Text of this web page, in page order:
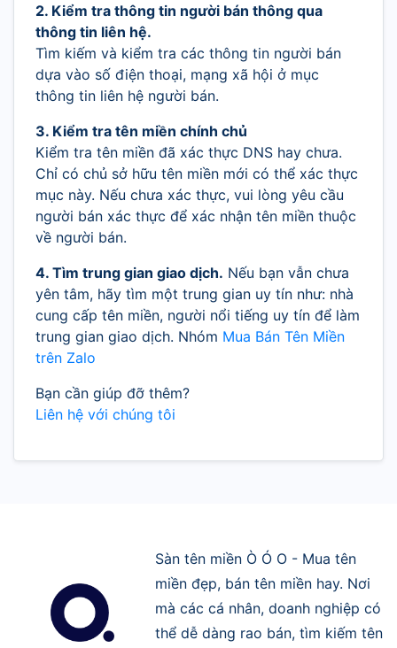
2. Kiểm tra thông tin người bán thông qua
thông tin liên hệ.
Tìm kiếm và kiểm tra các thông tin người bán
dựa vào số điện thoại, mạng xã hội ở mục
thông tin liên hệ người bán.
3. Kiểm tra tên miền chính chủ
Kiểm tra tên miền đã xác thực DNS hay chưa.
Chỉ có chủ sở hữu tên miền mới có thể xác thực
mục này. Nếu chưa xác thực, vui lòng yêu cầu
người bán xác thực để xác nhận tên miền thuộc
về người bán.
4. Tìm trung gian giao dịch. Nếu bạn vẫn chưa
yên tâm, hãy tìm một trung gian uy tín như: nhà
cung cấp tên miền, người nổi tiếng uy tín để làm
trung gian giao dịch. Nhóm Mua Bán Tên Miền
trên Zalo
Bạn cần giúp đỡ thêm?
Liên hệ với chúng tôi
Sàn tên miền Ò Ó O - Mua tên
miền đẹp, bán tên miền hay. Nơi
mà các cá nhân, doanh nghiệp có
thể dễ dàng rao bán, tìm kiếm tên